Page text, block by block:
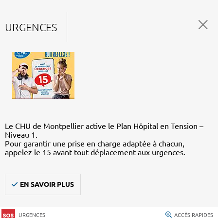
URGENCES
Le CHU de Montpellier active le Plan Hôpital en Tension –
Niveau 1.
Pour garantir une prise en charge adaptée à chacun,
appelez le 15 avant tout déplacement aux urgences.
EN SAVOIR PLUS
URGENCES ACCÈS RAPIDES